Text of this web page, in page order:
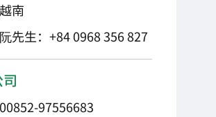
南
先生：+84 0968 356 827
97556683